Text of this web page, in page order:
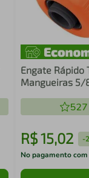
Engate Rápido
Mangueiras 5/
527
R$15,02 -
No pagamento com